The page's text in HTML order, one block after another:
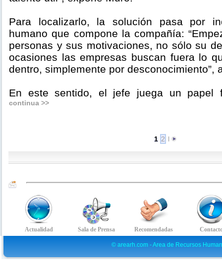
Para localizarlo, la solución pasa por
humano que compone la compañía:
personas y sus motivaciones, no sólo su
ocasiones las empresas buscan fuera lo
dentro, simplemente por desconocimiento”,
En este sentido, el jefe juega un papel
continua >>
1 2 l
© arearh.com - Area de Recursos